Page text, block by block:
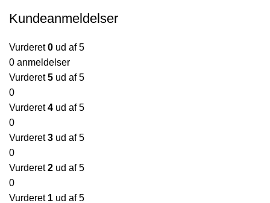
Kundeanmeldelser
Vurderet0 ud af 5
0 anmeldelser
Vurderet5 ud af 5
0
Vurderet4 ud af 5
0
Vurderet3 ud af 5
0
Vurderet2 ud af 5
0
Vurderet 1 ud af 5